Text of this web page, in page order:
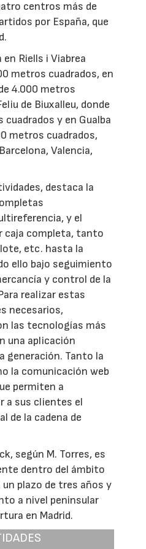
centros más de
por España, que
Riells i Viabrea
metros cuadrados, en
4.000 metros
de Biuxalleu, donde
y en Gualba
metros cuadrados,
Valencia,
destaca la
y el
caja completa, tanto
lote, etc. hasta la
ello bajo seguimiento
y control de la
realizar estas
necesarios,
las tecnologías más
una aplicación
generación. Tanto la
la comunicación web
permiten a
a sus clientes el
de la cadena de
según M. Torres, es
dentro del ámbito
plazo de tres años y
a nivel peninsular
en Madrid.